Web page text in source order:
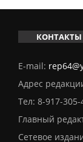
КОНТАКТЫ
E-mail:
Адрес
Тел: 8-917-305-
Главный
Сетевое